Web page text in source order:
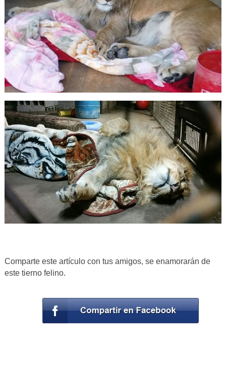
Comparte este artículo con tus amigos, se enamorarán de
este tierno felino.